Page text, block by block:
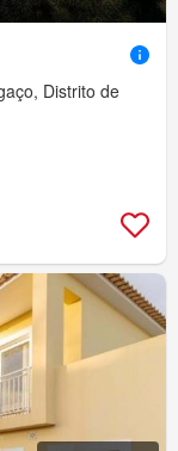
Distrito de